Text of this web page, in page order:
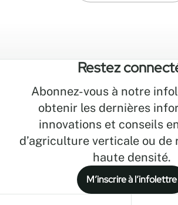
Restez
Abonnez-vous à notre
obtenir les dernières
innovations et conseils
d’agriculture verticale ou de
haute densité.
M’inscrire à l’infolettre